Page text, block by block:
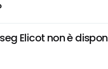
Elicot non è